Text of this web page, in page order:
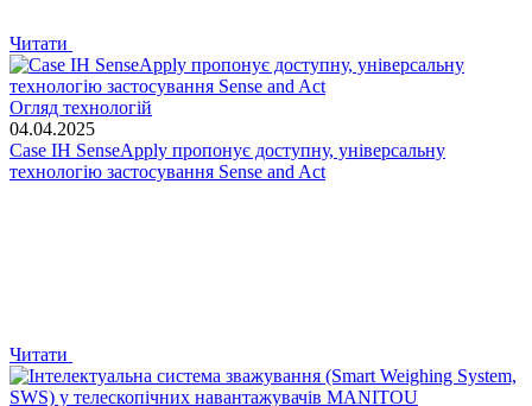
Читати
Огляд технологій
04.04.2025
Case IH SenseApply пропонує доступну, універсальну
технологію застосування Sense and Act
Читати